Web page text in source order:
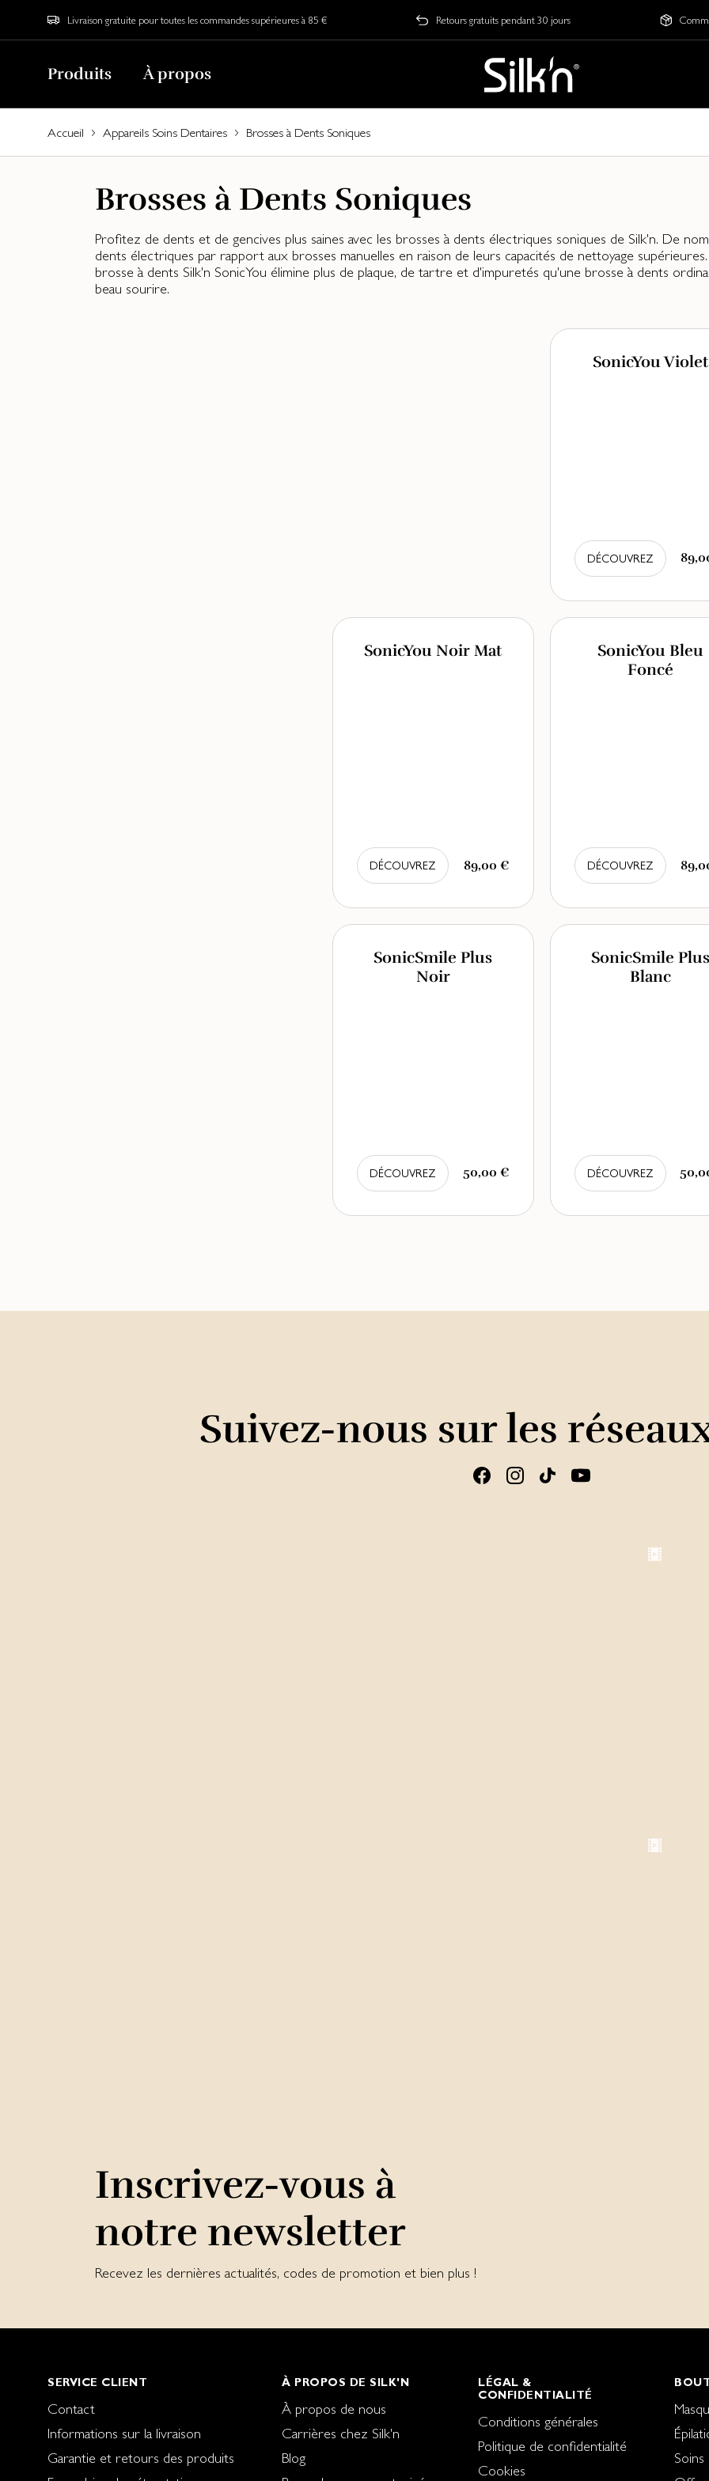
Livraison gratuite pour toutes les commandes supérieures à 85 € Retours gratuits pendant 30 jours
Produits À propos
Accueil Appareils Soins Dentaires Brosses à Dents Soniques
Brosses à Dents Soniques
Profitez de dents et de gencives plus saines avec les brosses à dents électriques soniques de Silk'n. De
dents électriques par rapport aux brosses manuelles en raison de leurs capacités de nettoyage
brosse à dents Silk'n SonicYou élimine plus de plaque, de tartre et d'impuretés qu'une brosse à dents
beau sourire.
SonicYou Violet
DÉCOUVREZ
SonicYou Noir Mat
DÉCOUVREZ 89,00 €
SonicYou Bleu
Foncé
DÉCOUVREZ
SonicSmile Plus
Noir
DÉCOUVREZ 50,00 €
SonicSmile Plus
Blanc
DÉCOUVREZ
Suivez-nous sur les
Inscrivez-vous à
notre newsletter
Recevez les dernières actualités, codes de promotion et bien plus !
SERVICE CLIENT
Contact
Informations sur la livraison
Garantie et retours des produits
À PROPOS DE SILK'N
À propos de nous
Carrières chez Silk'n
Blog
LÉGAL &
CONFIDENTIALITÉ
Conditions générales
Politique de confidentialité
Cookies